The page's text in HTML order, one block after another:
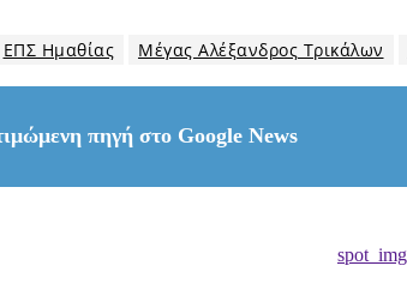
ΕΠΣ Ημαθίας Μέγας Αλέξανδρος Τρικάλων
πηγή στο Google News